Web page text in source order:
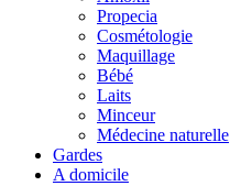
Propecia
Cosmétologie
Maquillage
Bébé
Laits
Minceur
Médecine naturelle
Gardes
A domicile